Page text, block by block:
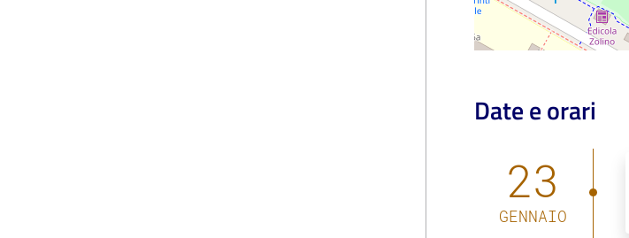
Date e orari
23
GENNAIO